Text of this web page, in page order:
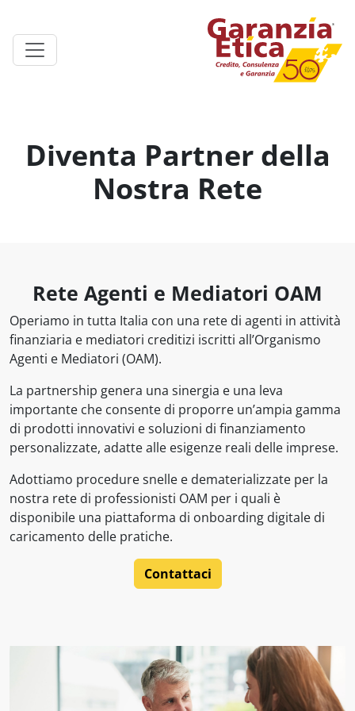
Diventa Partner della
Nostra Rete
Rete Agenti e Mediatori OAM
Operiamo in tutta Italia con una rete di agenti in attività
finanziaria e mediatori creditizi iscritti all’Organismo
Agenti e Mediatori (OAM).
La partnership genera una sinergia e una leva
importante che consente di proporre un’ampia gamma
di prodotti innovativi e soluzioni di finanziamento
personalizzate, adatte alle esigenze reali delle imprese.
Adottiamo procedure snelle e dematerializzate per la
nostra rete di professionisti OAM per i quali è
disponibile una piattaforma di onboarding digitale di
caricamento delle pratiche.
Contattaci